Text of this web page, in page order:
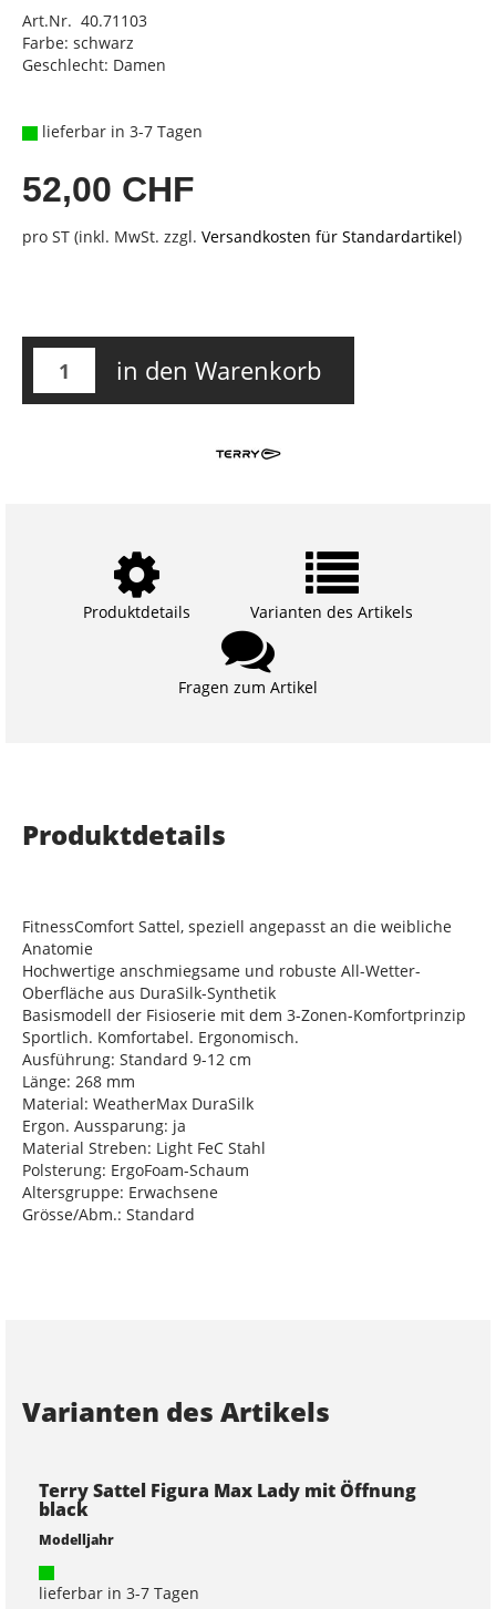
Art.Nr. 40.71103
Farbe: schwarz
Geschlecht: Damen
lieferbar in 3-7 Tagen
52,00 CHF
pro ST (inkl. MwSt. zzgl. Versandkosten für Standardartikel)
in den Warenkorb
Produktdetails Varianten des Artikels
Fragen zum Artikel
Produktdetails
FitnessComfort Sattel, speziell angepasst an die weibliche
Anatomie
Hochwertige anschmiegsame und robuste All-Wetter-
Oberfläche aus DuraSilk-Synthetik
Basismodell der Fisioserie mit dem 3-Zonen-Komfortprinzip
Sportlich. Komfortabel. Ergonomisch.
Ausführung: Standard 9-12 cm
Länge: 268 mm
Material: WeatherMax DuraSilk
Ergon. Aussparung: ja
Material Streben: Light FeC Stahl
Polsterung: ErgoFoam-Schaum
Altersgruppe: Erwachsene
Grösse/Abm.: Standard
Varianten des Artikels
Terry Sattel Figura Max Lady mit Öffnung
black
Modelljahr
lieferbar in 3-7 Tagen